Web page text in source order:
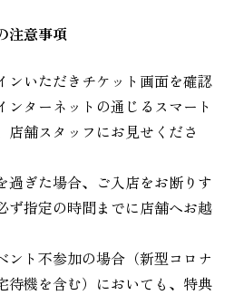
注意事項
ンいただきチケット画面を確認
ンターネットの通じるスマート
店舗スタッフにお見せくださ
過ぎた場合、ご入店をお断りす
ず指定の時間までに店舗へお越
ント不参加の場合（新型コロナ
待機を含む）においても、特典